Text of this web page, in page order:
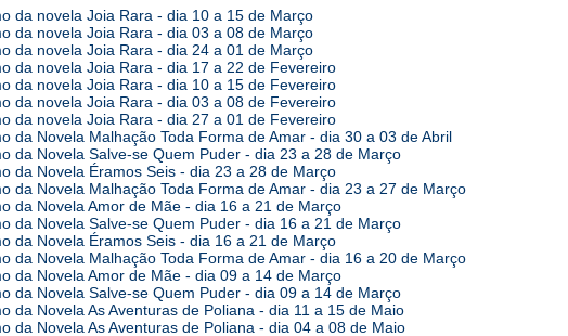
da novela Joia Rara - dia 10 a 15 de Março
da novela Joia Rara - dia 03 a 08 de Março
da novela Joia Rara - dia 24 a 01 de Março
da novela Joia Rara - dia 17 a 22 de Fevereiro
da novela Joia Rara - dia 10 a 15 de Fevereiro
da novela Joia Rara - dia 03 a 08 de Fevereiro
da novela Joia Rara - dia 27 a 01 de Fevereiro
da Novela Malhação Toda Forma de Amar - dia 30 a 03 de Abril
da Novela Salve-se Quem Puder - dia 23 a 28 de Março
da Novela Éramos Seis - dia 23 a 28 de Março
da Novela Malhação Toda Forma de Amar - dia 23 a 27 de Março
da Novela Amor de Mãe - dia 16 a 21 de Março
da Novela Salve-se Quem Puder - dia 16 a 21 de Março
da Novela Éramos Seis - dia 16 a 21 de Março
da Novela Malhação Toda Forma de Amar - dia 16 a 20 de Março
da Novela Amor de Mãe - dia 09 a 14 de Março
da Novela Salve-se Quem Puder - dia 09 a 14 de Março
da Novela As Aventuras de Poliana - dia 11 a 15 de Maio
da Novela As Aventuras de Poliana - dia 04 a 08 de Maio